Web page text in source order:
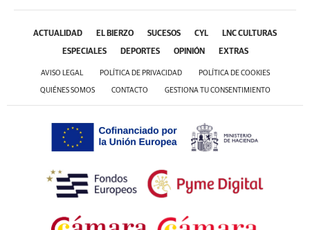
ACTUALIDAD EL BIERZO SUCESOS CYL LNC CULTURAS
ESPECIALES DEPORTES OPINIÓN EXTRAS
AVISO LEGAL POLÍTICA DE PRIVACIDAD POLÍTICA DE COOKIES
QUIÉNES SOMOS CONTACTO GESTIONA TU CONSENTIMIENTO